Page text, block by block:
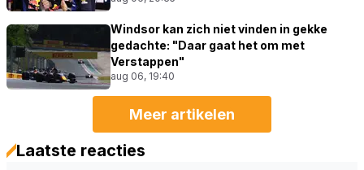
Windsor kan zich niet vinden in gekke
gedachte: "Daar gaat het om met
Verstappen"
aug 06, 19:40
Meer artikelen
Laatste reacties